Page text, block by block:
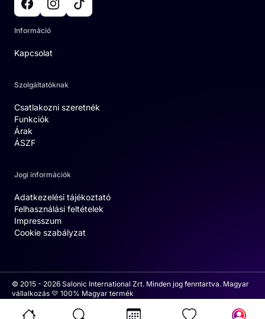
Információ
Kapcsolat
Szolgáltatóknak
Csatlakozni szeretnék
Funkciók
Árak
ÁSZF
Jogi információk
Adatkezelési tájékoztató
Felhasználási feltételek
Impresszum
Cookie szabályzat
© 2015 - 2026 Salonic International Zrt. Minden jog fenntartva. Magyar
vállalkozás 💛 100% Magyar termék